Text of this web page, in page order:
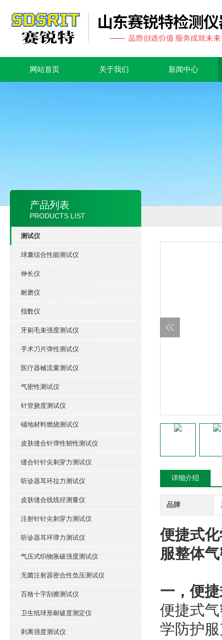
网站首页 关于我们 新闻中心
产品列表
PRODUCTS LIST
测试仪
球囊综合性能测试仪
伸长仪
耐磨仪
指数仪
牙刷毛束强度测试仪
手术刀片弹性测试仪
医疗器械流量测试仪
气密性测试仪
针管挠度测试仪
铺地材料燃烧测试仪
皮肤缝合针弹性韧性测试仪
缝合针针尖刺穿力测试仪
听诊器耳环拉力测试仪
皮肤缝合线线径测量仪
注射针针尖刺穿力测试仪
听诊器耳环弹力测试仪
气压式织物胀破强度测试仪
无菌注射器密合性负压测试仪
百格十字刮擦测试仪
卫生纸球形耐破度测定仪
剥离强度测试仪
详细介绍
品牌
便捷式
服整体
一，便
便捷式
学防护